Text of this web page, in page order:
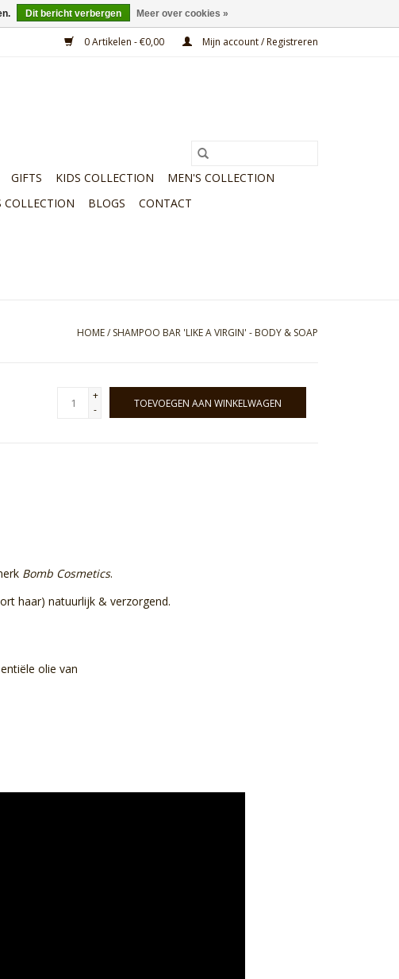
0 Artikelen - €0,00 Mijn account / Registreren
GIFTS KIDS COLLECTION
MEN'S COLLECTION
COLLECTION BLOGS CONTACT
HOME/ SHAMPOO BAR 'LIKE A VIRGIN' - BODY & SOAP
+
-
TOEVOEGEN AAN WINKELWAGEN
Bomb Cosmetics.
haar) natuurlijk & verzorgend.
olie van
Dit bericht verbergen Meer over cookies »